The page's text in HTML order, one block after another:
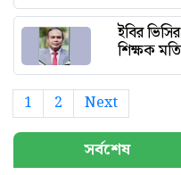
ইবির
শিক্ষক
1 2 Next
সর্বশেষ